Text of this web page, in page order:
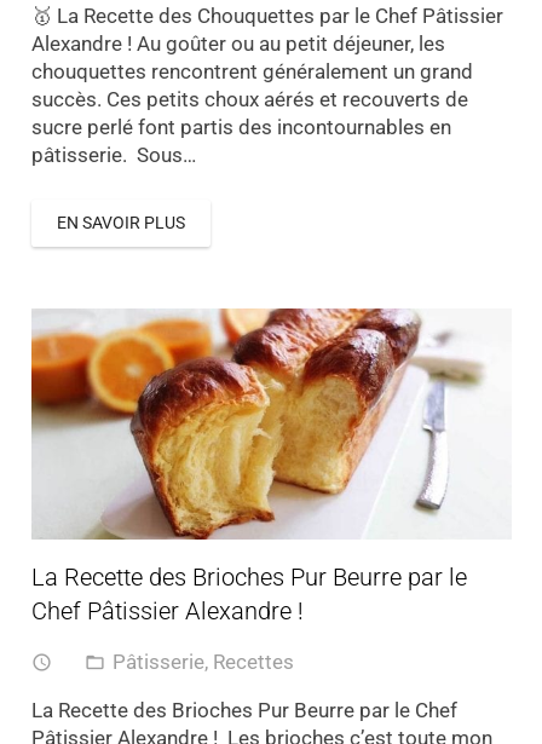
🥇 La Recette des Chouquettes par le Chef Pâtissier
Alexandre ! Au goûter ou au petit déjeuner, les
chouquettes rencontrent généralement un grand
succès. Ces petits choux aérés et recouverts de
sucre perlé font partis des incontournables en
pâtisserie. Sous…
EN SAVOIR PLUS
La Recette des Brioches Pur Beurre par le
Chef Pâtissier Alexandre !
access_time folder_open Pâtisserie, Recettes
La Recette des Brioches Pur Beurre par le Chef
Pâtissier Alexandre ! Les brioches c’est toute mon